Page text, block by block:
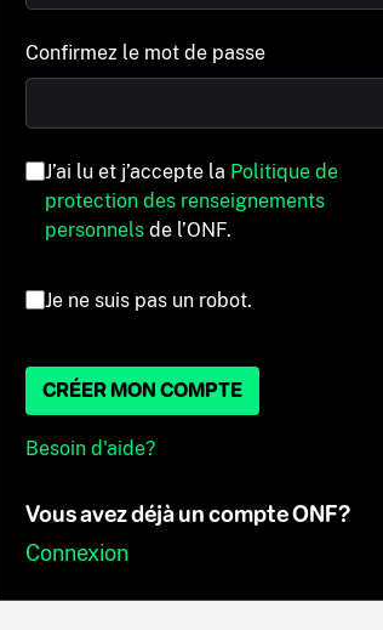
Confirmez le mot de passe
J’ai lu et j’accepte la Politique de
protection des renseignements
personnelsde l’ONF.
Je ne suis pas un robot.
CRÉER MON COMPTE
Besoin d'aide?
Vous avez déjà un compte ONF?
Connexion